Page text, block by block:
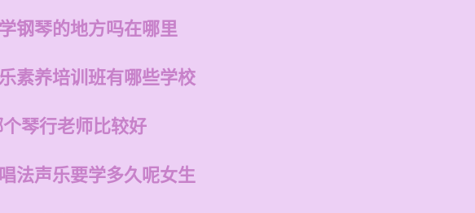
钢琴的地方吗在哪里
素养培训班有哪些学校
琴行老师比较好
法声乐要学多久呢女生